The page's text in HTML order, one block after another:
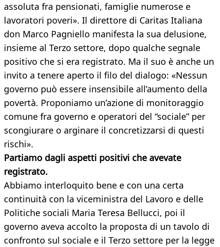
assoluta fra pensionati, famiglie numerose e
lavoratori poveri». Il direttore di Caritas Italiana
don Marco Pagniello manifesta la sua delusione,
insieme al Terzo settore, dopo qualche segnale
positivo che si era registrato. Ma il suo è anche un
invito a tenere aperto il filo del dialogo: «Nessun
governo può essere insensibile all’aumento della
povertà. Proponiamo un’azione di monitoraggio
comune fra governo e operatori del “sociale” per
scongiurare o arginare il concretizzarsi di questi
rischi».
Partiamo dagli aspetti positivi che avevate
registrato.
Abbiamo interloquito bene e con una certa
continuità con la viceministra del Lavoro e delle
Politiche sociali Maria Teresa Bellucci, poi il
governo aveva accolto la proposta di un tavolo di
confronto sul sociale e il Terzo settore per la legge